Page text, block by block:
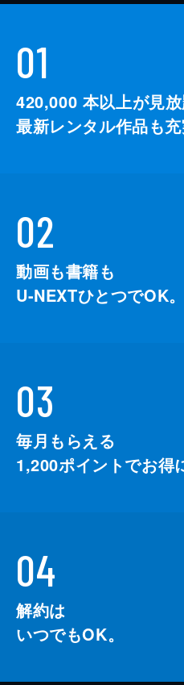
01
420,000 本以上が見放
最新レンタル作品も充
02
動画も書籍も
U-NEXTひとつでOK。
03
毎月もらえる
1,200ポイントでお得
04
解約は
いつでもOK。